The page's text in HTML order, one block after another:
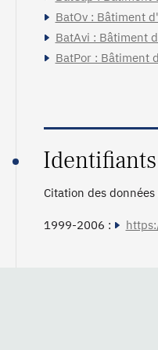
BatOv : Bâtiment
BatAvi : Bâtiment
BatPor : Bâtiment
Citation des
1999-2006 :